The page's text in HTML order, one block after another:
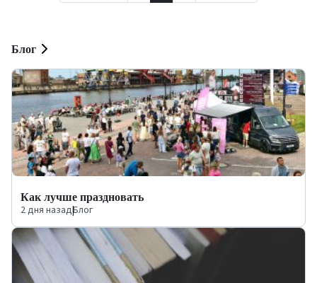
Блог
Как лучше праздновать
2 дня назад|Блог